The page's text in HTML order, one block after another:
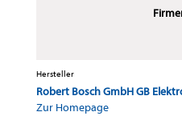
Hersteller
Robert Bosch GmbH GB
Zur Homepage